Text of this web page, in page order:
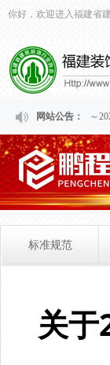
你好，欢迎进入福建省
网站公告：
关于福建省“2024～
标准规范
关